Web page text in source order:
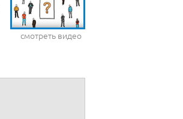
смотреть видео